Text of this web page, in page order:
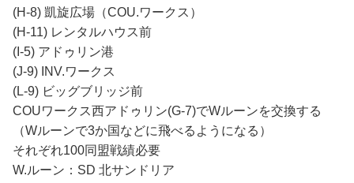
(H-8) 凱旋広場（COU.ワークス）
(H-11) レンタルハウス前
(I-5) アドゥリン港
(J-9) INV.ワークス
(L-9) ビッグブリッジ前
COUワークス西アドゥリン(G-7)でWルーンを交換する
（Wルーンで3か国などに飛べるようになる）
それぞれ100同盟戦績必要
W.ルーン：SD 北サンドリア